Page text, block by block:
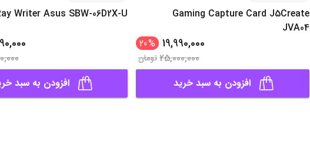
Gaming Capture Card J5Create
JVA04
19,990,000
%
20
25,000,000تومان
افزودن به سبد خرید
Writer Asus SBW-06D2X-U
افزودن به سبد